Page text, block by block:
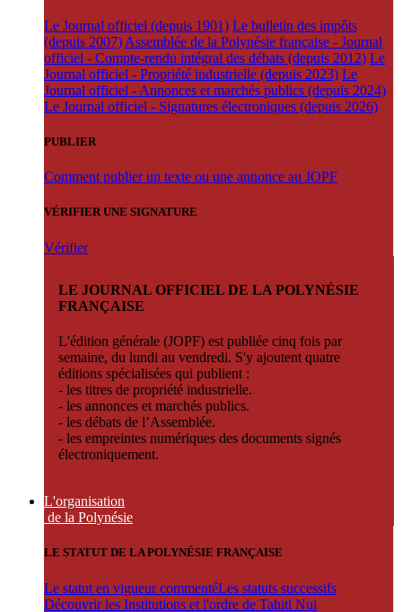
Le Journal officiel (depuis 1901) Le bulletin des impôts
(depuis 2007) Assemblée de la Polynésie française - Journal
officiel - Compte-rendu intégral des débats (depuis 2012) Le
Journal officiel - Propriété industrielle (depuis 2023) Le
Journal officiel - Annonces et marchés publics (depuis 2024)
Le Journal officiel - Signatures électroniques (depuis 2026)
PUBLIER
Comment publier un texte ou une annonce au JOPF
VÉRIFIER UNE SIGNATURE
Vérifier
LE JOURNAL OFFICIEL DE LA POLYNÉSIE
FRANÇAISE
L'édition générale (JOPF) est publiée cinq fois par
semaine, du lundi au vendredi. S'y ajoutent quatre
éditions spécialisées qui publient :
- les titres de propriété industrielle.
- les annonces et marchés publics.
- les débats de l’Assemblée.
- les empreintes numériques des documents signés
électroniquement.
L'organisation
de la Polynésie
LE STATUT DE LA POLYNÉSIE FRANÇAISE
Le statut en vigueur commentéLes statuts successifs
Découvrir les Institutions et l'ordre de Tahiti Nui